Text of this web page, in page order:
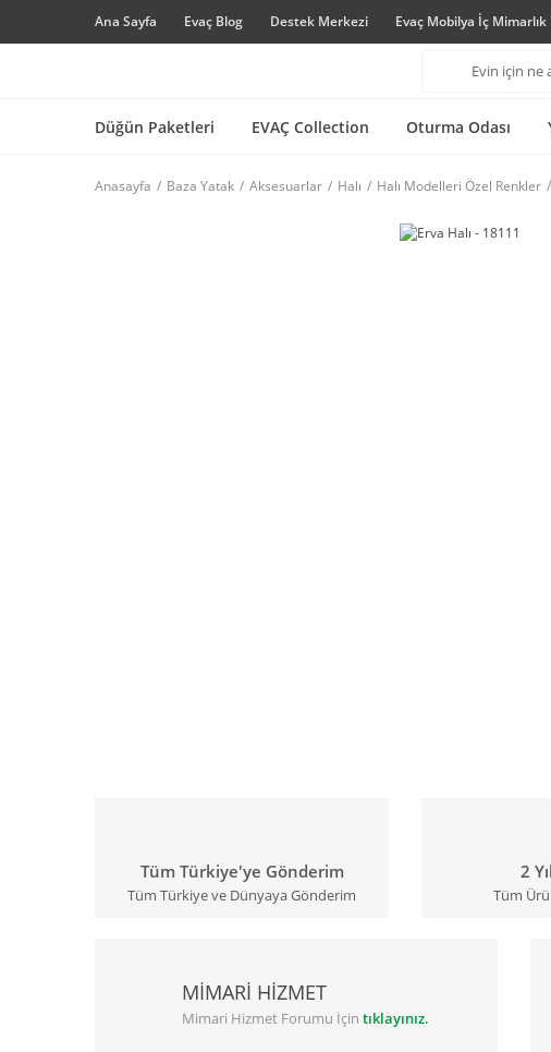
Ana Sayfa Evaç Blog Destek Merkezi Evaç Mobilya İç
Düğün Paketleri EVAÇ Collection Oturma Odası
Anasayfa Baza Yatak Aksesuarlar Halı Halı Modelleri Özel Renkler
Tüm Türkiye'ye Gönderim
Tüm Türkiye ve Dünyaya Gönderim
2
Tüm
MİMARİ HİZMET
Mimari Hizmet Forumu İçin tıklayınız.